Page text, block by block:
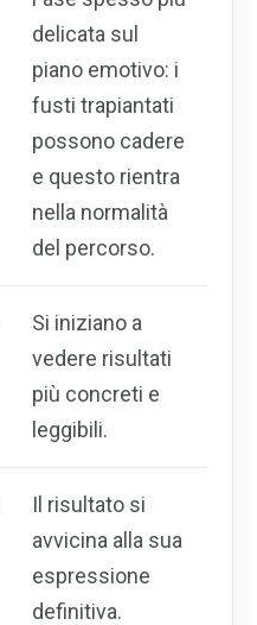
delicata sul
piano emotivo: i
fusti trapiantati
possono cadere
e questo rientra
nella normalità
del percorso.
Si iniziano a
vedere risultati
più concreti e
leggibili.
Il risultato si
avvicina alla sua
espressione
definitiva.